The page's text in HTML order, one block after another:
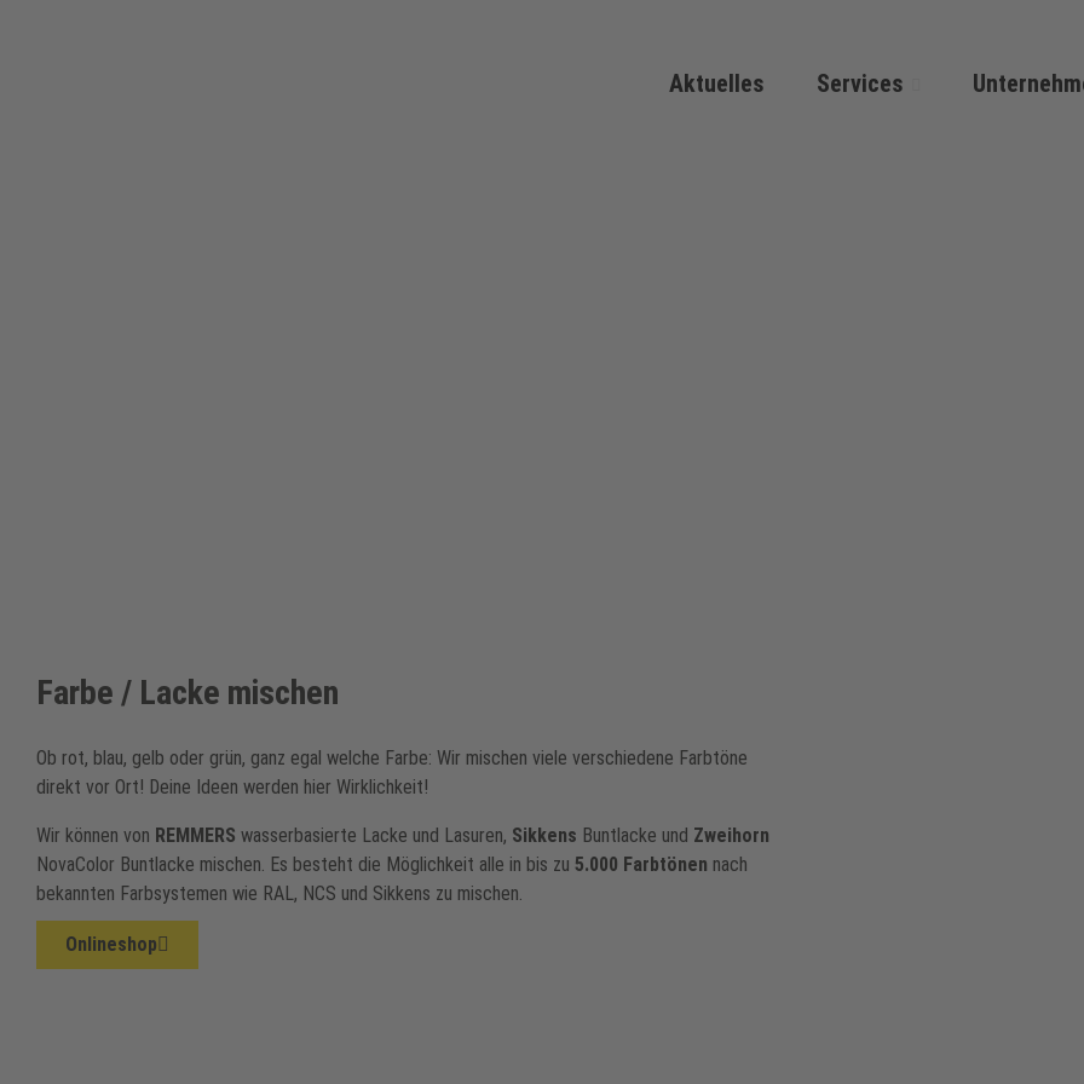
Aktuelles Services
Farbe / Lacke mischen
Ob rot, blau, gelb oder grün, ganz egal welche Farbe: Wir mischen viele verschiedene Farbtöne
direkt vor Ort! Deine Ideen werden hier Wirklichkeit!
Wir können von REMMERS wasserbasierte Lacke und Lasuren, Sikkens Buntlacke und Zweihorn
NovaColor Buntlacke mischen. Es besteht die Möglichkeit alle in bis zu 5.000 Farbtönen nach
bekannten Farbsystemen wie RAL, NCS und Sikkens zu mischen.
Onlineshop